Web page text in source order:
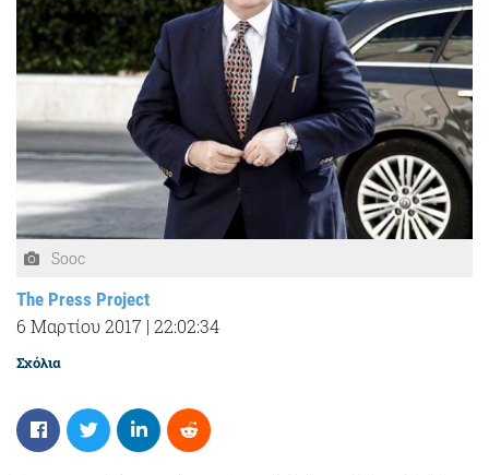
Sooc
The Press Project
6 Μαρτίου 2017 | 22:02:34
Σχόλια